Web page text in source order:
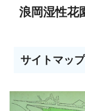
浪岡湿性花
サイトマップ